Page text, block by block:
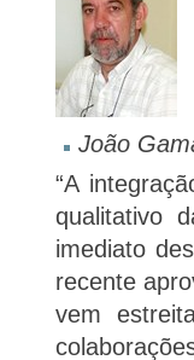
João
“A
qualitativo
imediato
recente
vem